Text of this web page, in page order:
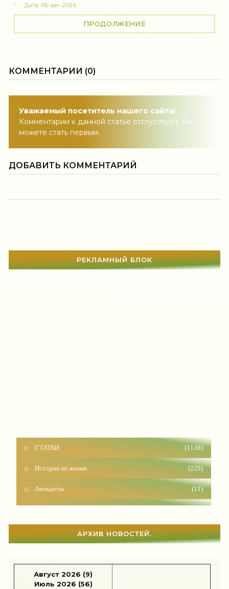
Дата 06-авг-2026
ПРОДОЛЖЕНИЕ
КОММЕНТАРИИ (0)
Уважаемый посетитель нашего сайта!
Комментарии к данной статье отстуствуют, Вы
можете стать первым.
ДОБАВИТЬ КОММЕНТАРИЙ
РЕКЛАМНЫЙ БЛОК
СТАТЬИ (1138)
Истории из жизни (229)
(11)
(925)
Наши дети (1813)
Бизнес
АРХИВ НОВОСТЕЙ.
Август 2026 (9)
Июль 2026 (56)